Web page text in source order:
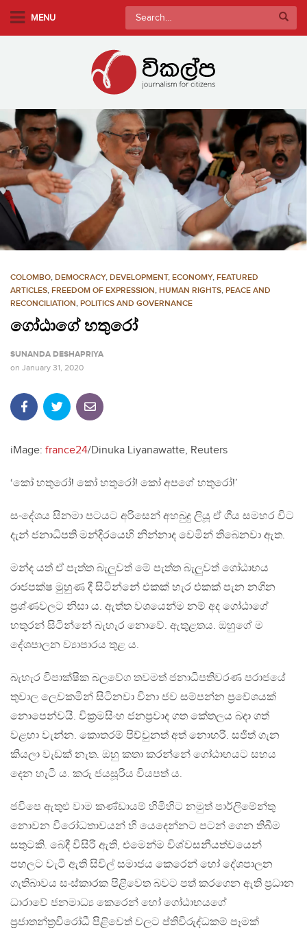
a
i
n
c
o
n
e
MENU
Search
for:
COLOMBO, DEMOCRACY, DEVELOPMENT, ECONOMY, FEATURED
ARTICLES, FREEDOM OF EXPRESSION, HUMAN RIGHTS, PEACE AND
RECONCILIATION, POLITICS AND GOVERNANCE
ගෝඨාගේ හතුරෝ
SUNANDA DESHAPRIYA
on January 31, 2020
iMage: france24/Dinuka Liyanawatte, Reuters
‘කෝ හතුරෝ! කෝ හතුරෝ! කෝ අපගේ හතුරෝ!’
සංදේශය සිනමා පටයට අරිසෙන් අහබුදු ලියූ ඒ ගීය සමහර විට
දැන් ජනාධිපති මන්දිරයෙහි නින්නාද වෙමින් තිබෙනවා ඇත.
මන්ද යත් ඒ පැත්ත බැලුවත් මේ පැත්ත බැලුවත් ගෝඨාභය
රාජපක්ෂ මුහුණ දී සිටින්නේ එකක් හැර එකක් පැන නගින
ප්‍රශ්ණවලට නිසා ය. ඇත්ත වශයෙන්ම නම් අද ගෝඨාගේ
හතුරන් සිටින්නේ බැහැර නොවේ. ඇතුළතය. ඔහුගේ ම
දේශපාලන ව්‍යාපාරය තුළ ය.
බැහැර විපාක්ෂික බලවේග තවමත් ජනාධිපතිවරණ පරාජයේ
තුවාල ලෙවකමින් සිටිනවා විනා ජව සම්පන්න ප්‍රවේශයක්
නොපෙන්වයි. වික්‍රමසිංහ ජනප්‍රවාද ගත කේතලය බදා ගත්
වළහා වැන්න. කොතරම් පිච්චුනත් අත් නොහරී. සජිත් ගැන
කියලා වැඩක් නැත. ඔහු කතා කරන්නේ ගෝඨාභයට සහය
දෙන හැටි ය. කරු ජයසූරිය වියපත් ය.
ජවිපෙ ඇතුළු වාම කණ්ඩායම් හිමිහිට නමුත් පාර්ලිමේන්තු
නොවන විරෝධතාවයන් හි යෙදෙන්නට පටන් ගෙන තිබීම
සතුටකි. බෙදී විසිරී ඇති, එමෙන්ම විශ්වසනීයත්වයෙන්
පහලට වැටී ඇති සිවිල් සමාජය කෙරෙන් හෝ දේශපාලන
ගැතිබාවය සංස්කාරක පිළිවෙත බවට පත් කරගෙන ඇති ප්‍රධාන
ධාරාවේ ජනමාධ්‍ය කෙරෙන් හෝ ගෝඨාභයගේ
ප්‍රජාතන්ත්‍රවිරෝධී පිළිවෙත් වලට ප්තිවිරුද්ධකම් පෑමක්